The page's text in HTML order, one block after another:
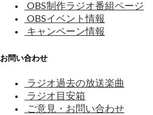
OBS制作ラジオ番組ページ
OBSイベント情報
キャンペーン情報
お問い合わせ
ラジオ過去の放送楽曲
ラジオ目安箱
ご意見・お問い合わせ